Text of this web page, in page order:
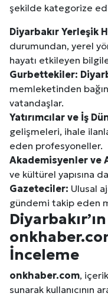
şekilde kategorize
Diyarbakır Yerleşik
durumundan, yerel
hayatı etkileyen
Gurbettekiler:
memleketinden
vatandaşlar.
Yatırımcılar ve İş
gelişmeleri, ihale
eden profesyoneller.
Akademisyenler ve
ve kültürel yapısına
Gazeteciler: Ulusal
gündemi takip eden
Diyarbakır
İnceleme
onkhaber.com,
sunarak kullanıcının